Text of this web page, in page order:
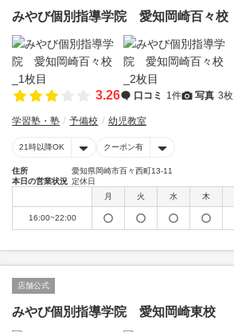
みやび個別指導学院 愛知岡崎百々校
3.26 口コミ 1件 写真 3枚
学習塾・塾 予備校 幼児教室
21時以降OK クーポン有
住所
愛知県岡崎市百々西町13-11
本日の営業状況 定休日
月
火 水 木
16:00~22:00
店舗公式
みやび個別指導学院 愛知岡崎東校